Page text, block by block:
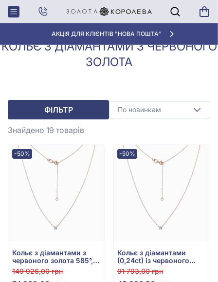
АКЦІЯ ДЛЯ КЛІЄНТІВ "НОВА ПОШТА"
Головна
Колье з
діамантами
Кольє з діамантами з червоного
золота
КОЛЬЄ З ДІАМАНТАМИ З ЧЕРВОНОГО
ЗОЛОТА
ФІЛЬТР По новинкам
Знайдено 19 товарів
-50%
Кольє з діамантами з
червоного золота 585°,
Діамант 0,51ct, арт.
КЛк7033
149 926,00 грн
-50%
Кольє з діамантами
(0,24ct) із червоного
золота 585°, арт.
КЛк7032
91 793,00 грн